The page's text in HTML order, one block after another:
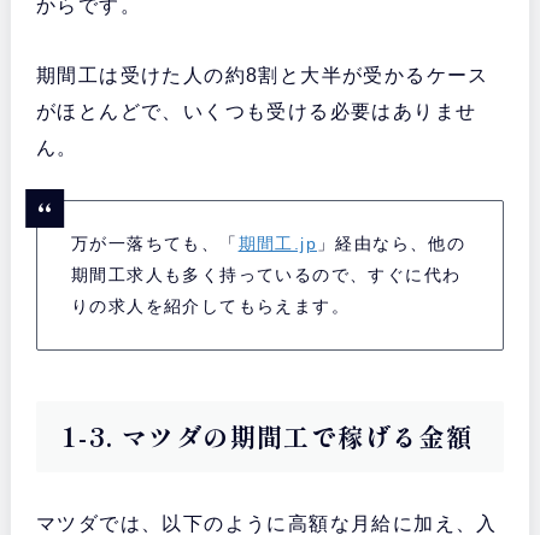
からです。
期間工は受けた人の約8割と大半が受かるケース
がほとんどで、いくつも受ける必要はありませ
ん。
万が一落ちても、「 期間工.jp 」経由なら、他の
期間工求人も多く持っているので、すぐに代わ
りの求人を紹介してもらえます。
1-3. マツダの期間工で稼げる金額
マツダでは、以下のように高額な月給に加え、入